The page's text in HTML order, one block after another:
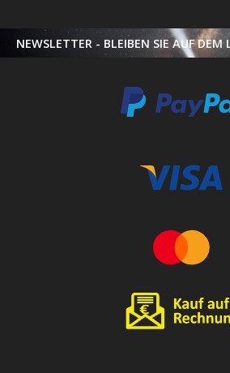
NEWSLETTER - BLEIBEN SIE AUF DEM